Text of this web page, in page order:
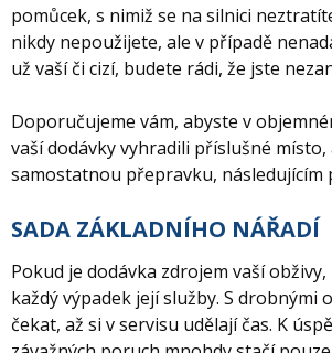
pomůcek, s nimiž se na silnici
nikdy nepoužijete, ale v případě
už vaší či cizí, budete rádi, že jste
Doporučujeme vám, abyste v
vaší dodávky vyhradili příslušné
samostatnou přepravku, následujícím
SADA ZÁKLADNÍHO NÁŘADÍ
Pokud je dodávka zdrojem vaší
každý výpadek její služby. S drobnými
čekat, až si v servisu udělají čas. K